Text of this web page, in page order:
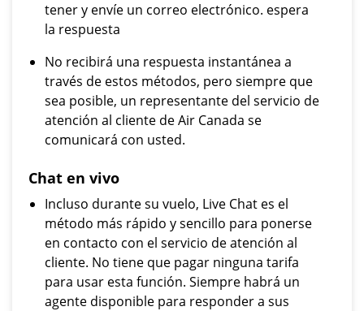
tener y envíe un correo electrónico. espera
la respuesta
No recibirá una respuesta instantánea a
través de estos métodos, pero siempre que
sea posible, un representante del servicio de
atención al cliente de Air Canada se
comunicará con usted.
Chat en vivo
Incluso durante su vuelo, Live Chat es el
método más rápido y sencillo para ponerse
en contacto con el servicio de atención al
cliente. No tiene que pagar ninguna tarifa
para usar esta función. Siempre habrá un
agente disponible para responder a sus